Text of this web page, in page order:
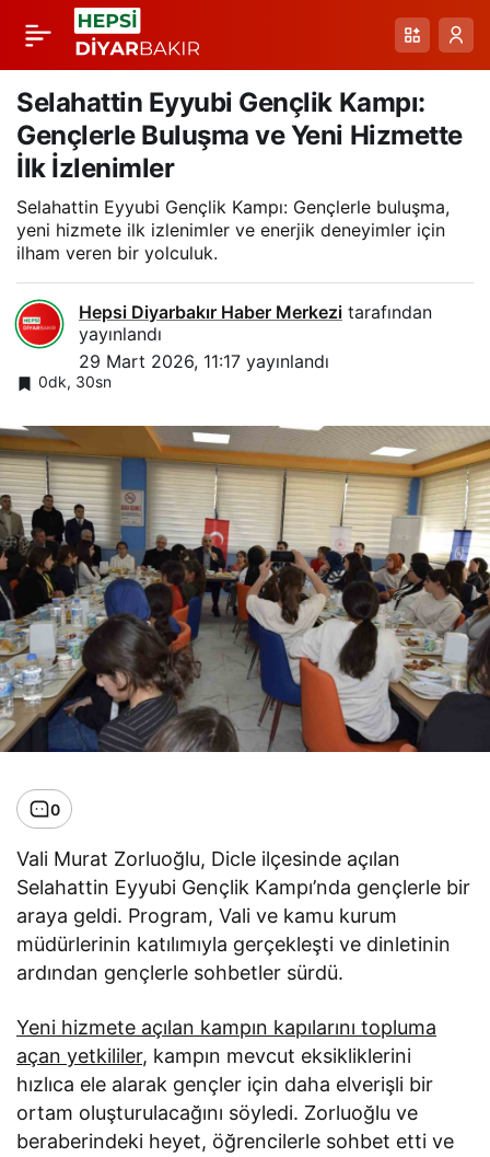
Selahattin Eyyubi Gençlik Kampı:
Gençlerle Buluşma ve Yeni Hizmette
İlk İzlenimler
Selahattin Eyyubi Gençlik Kampı: Gençlerle buluşma,
yeni hizmete ilk izlenimler ve enerjik deneyimler için
ilham veren bir yolculuk.
Hepsi Diyarbakır Haber Merkezi tarafından
yayınlandı
29 Mart 2026, 11:17 yayınlandı
0dk, 30sn
0
Vali Murat Zorluoğlu, Dicle ilçesinde açılan
Selahattin Eyyubi Gençlik Kampı’nda gençlerle bir
araya geldi. Program, Vali ve kamu kurum
müdürlerinin katılımıyla gerçekleşti ve dinletinin
ardından gençlerle sohbetler sürdü.
Yeni hizmete açılan kampın kapılarını topluma
açan yetkililer, kampın mevcut eksikliklerini
hızlıca ele alarak gençler için daha elverişli bir
ortam oluşturulacağını söyledi. Zorluoğlu ve
beraberindeki heyet, öğrencilerle sohbet etti ve
Ramazanda Barış:
Çermik’te Koca ve
Demir Ailelerinin
Uzlaşıya Vurgu
Paylaş